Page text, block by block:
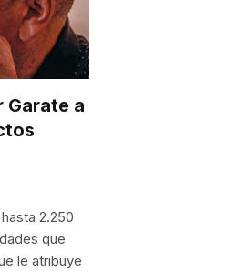
Garate a
2.250
que
le atribuye